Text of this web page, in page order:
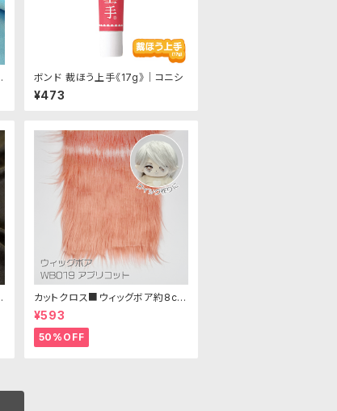
ボンド 裁ほう上手《17g》｜コニシ
¥473
カットクロス■ウィッグボア約8cm
(アプリコット)WB019 ボア生地 2
5cm × 45cm
¥593
50%OFF